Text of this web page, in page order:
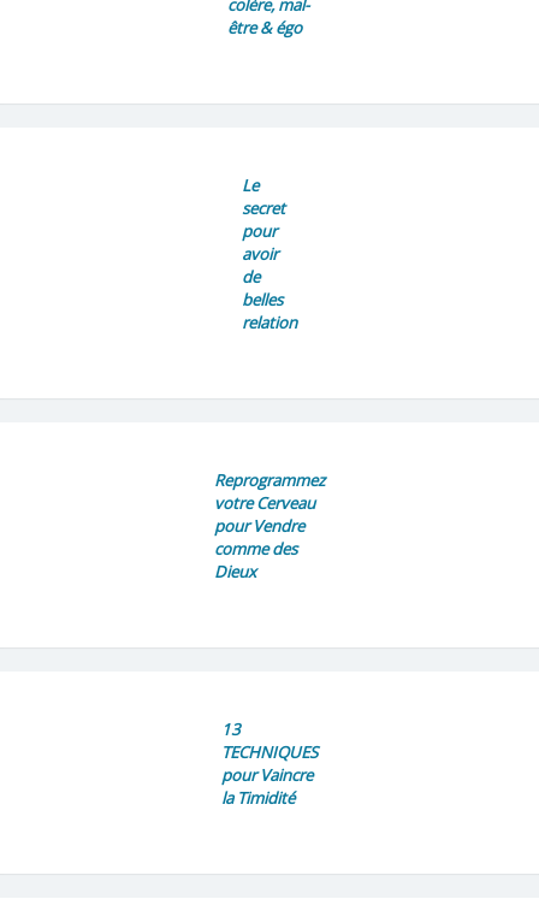
colère, mal-
être & égo
Le
secret
pour
avoir
de
belles
relation
Reprogrammez
votre Cerveau
pour Vendre
comme des
Dieux
13
TECHNIQUES
pour Vaincre
la Timidité